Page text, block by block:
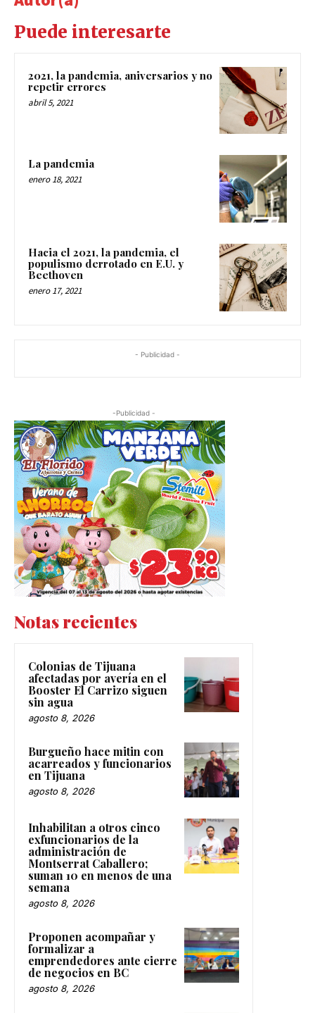
Puede interesarte
2021, la pandemia, aniversarios y no
repetir errores
abril 5, 2021
La pandemia
enero 18, 2021
Hacia el 2021, la pandemia, el
populismo derrotado en E.U. y
Beethoven
enero 17, 2021
- Publicidad -
-Publicidad -
Notas recientes
Colonias de Tijuana
afectadas por avería en el
Booster El Carrizo siguen
sin agua
agosto 8, 2026
Burgueño hace mitin con
acarreados y funcionarios
en Tijuana
agosto 8, 2026
Inhabilitan a otros cinco
exfuncionarios de la
administración de
Montserrat Caballero;
suman 10 en menos de una
semana
agosto 8, 2026
Proponen acompañar y
formalizar a
emprendedores ante cierre
de negocios en BC
agosto 8, 2026